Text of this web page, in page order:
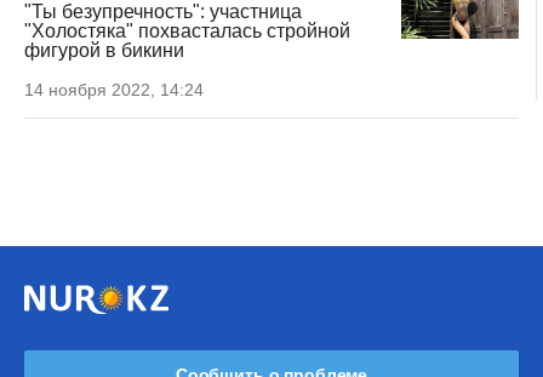
"Ты безупречность": участница
"Холостяка" похвасталась стройной
фигурой в бикини
14 ноября 2022, 14:24